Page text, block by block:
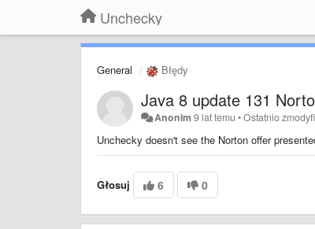
Unchecky
General Błędy
Java 8 update 131
Anonim 9 lat temu •Ostatnio
Unchecky doesn't see the Norton offer
Głosuj 6 0